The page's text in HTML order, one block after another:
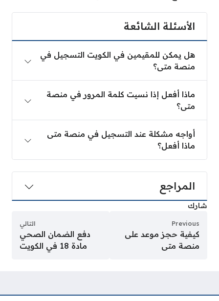
الأسئلة الشائعة
هل يمكن للمقيمين في الكويت التسجيل في
منصة متى؟
ماذا أفعل إذا نسيت كلمة المرور في منصة
متى؟
أواجه مشكلة عند التسجيل في منصة متى
ماذا أفعل؟
المراجع
شارك
Previous
كيفية حجز موعد على
منصة متى
التالي
دفع الضمان الصحي
مادة 18 في الكويت